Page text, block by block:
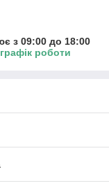
з 09:00 до 18:00
роботи